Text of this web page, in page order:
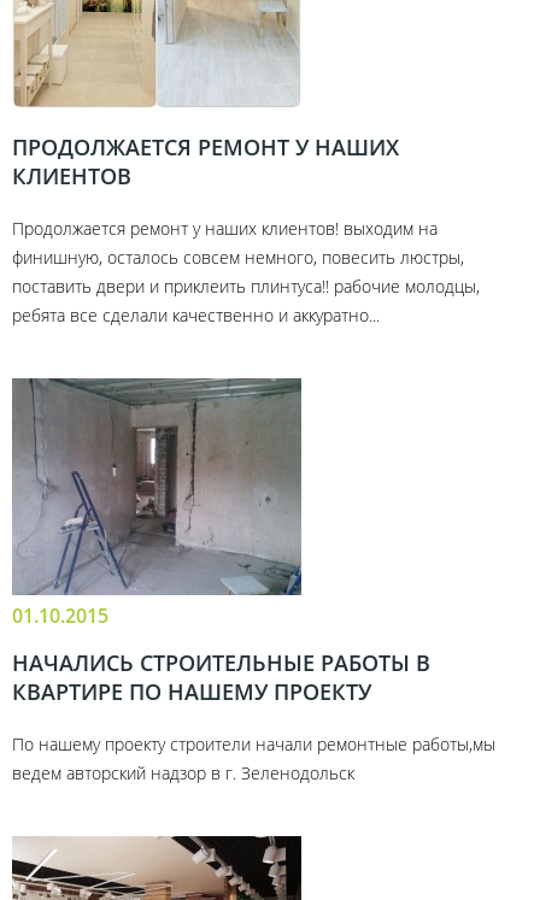
ПРОДОЛЖАЕТСЯ РЕМОНТ У НАШИХ
КЛИЕНТОВ
Продолжается ремонт у наших клиентов! выходим на
финишную, осталось совсем немного, повесить люстры,
поставить двери и приклеить плинтуса!! рабочие молодцы,
ребята все сделали качественно и аккуратно...
01.10.2015
НАЧАЛИСЬ СТРОИТЕЛЬНЫЕ РАБОТЫ В
КВАРТИРЕ ПО НАШЕМУ ПРОЕКТУ
По нашему проекту строители начали ремонтные работы,мы
ведем авторский надзор в г. Зеленодольск